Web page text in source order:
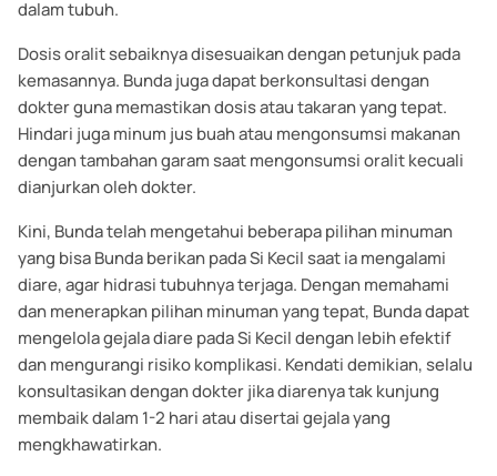
dalam tubuh.
Dosis oralit sebaiknya disesuaikan dengan petunjuk pada
kemasannya. Bunda juga dapat berkonsultasi dengan
dokter guna memastikan dosis atau takaran yang tepat.
Hindari juga minum jus buah atau mengonsumsi makanan
dengan tambahan garam saat mengonsumsi oralit kecuali
dianjurkan oleh dokter.
Kini, Bunda telah mengetahui beberapa pilihan minuman
yang bisa Bunda berikan pada Si Kecil saat ia mengalami
diare, agar hidrasi tubuhnya terjaga. Dengan memahami
dan menerapkan pilihan minuman yang tepat, Bunda dapat
mengelola gejala diare pada Si Kecil dengan lebih efektif
dan mengurangi risiko komplikasi. Kendati demikian, selalu
konsultasikan dengan dokter jika diarenya tak kunjung
membaik dalam 1-2 hari atau disertai gejala yang
mengkhawatirkan.